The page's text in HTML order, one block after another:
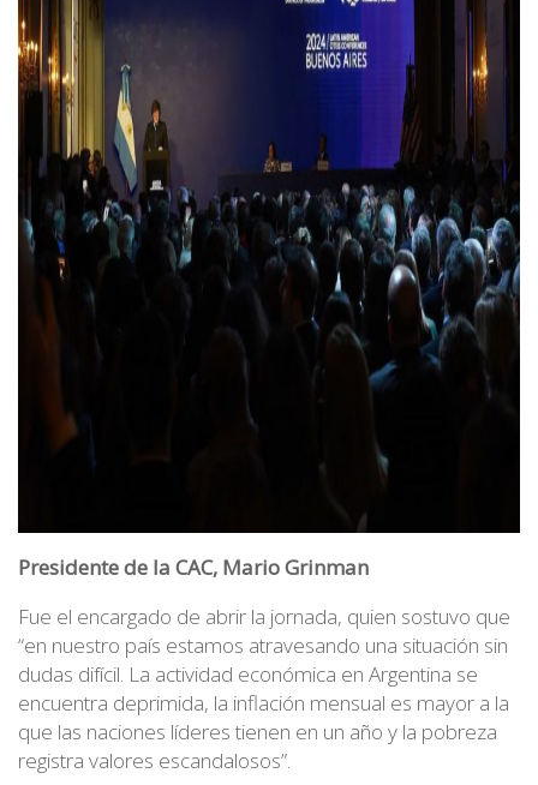
Presidente de la CAC, Mario Grinman
Fue el encargado de abrir la jornada, quien sostuvo que
“en nuestro país estamos atravesando una situación sin
dudas difícil. La actividad económica en Argentina se
encuentra deprimida, la inflación mensual es mayor a la
que las naciones líderes tienen en un año y la pobreza
registra valores escandalosos”.